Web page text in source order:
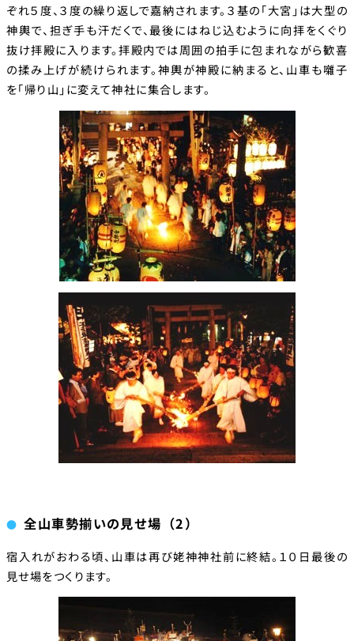
ぞれ５度、３度の繰り返しで嘉納されます。３基の「大宮」は大型の
神輿で、担ぎ手も汗だくで、最後にはねじ込むように向拝をくぐり
抜け拝殿に入ります。拝殿内では周囲の拍手に包まれながら歓喜
の揉み上げが続けられます。神輿が神殿に納まると、山車も囃子
を「帰り山」に変えて神社に集合します。
全山車勢揃いの見せ場（2）
宿入れがおわる頃、山車は再び姥神神社前に終結。１０日最後の
見せ場をつくります。